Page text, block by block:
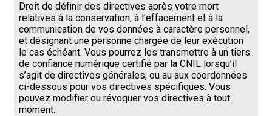
Droit de définir des directives après votre mort
relatives à la conservation, à l'effacement et à la
communication de vos données à caractère personnel,
et désignant une personne chargée de leur exécution
le cas échéant. Vous pourrez les transmettre à un tiers
de confiance numérique certifié par la CNIL lorsqu’il
s’agit de directives générales, ou au aux coordonnées
ci-dessous pour vos directives spécifiques. Vous
pouvez modifier ou révoquer vos directives à tout
moment.